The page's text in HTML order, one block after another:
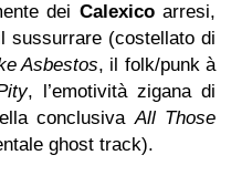
dei Calexicoarresi,
sussurrare (costellato di
Asbestos, il folk/punk à
, l’emotività zigana di
conclusivaAll Those
ghost track).